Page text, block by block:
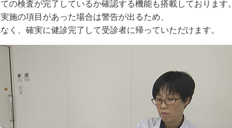
査が完了しているか確認する機能も搭載しております。
項目があった場合は警告が出るため、
確実に健診完了して受診者に帰っていただけます。